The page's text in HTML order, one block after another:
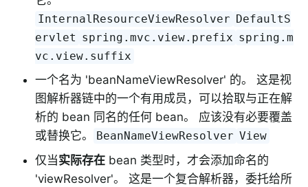
InternalResourceViewResolver DefaultS
ervlet spring.mvc.view.prefix spring.m
vc.view.suffix
一个名为 'beanNameViewResolver' 的。 这是视
图解析器链中的一个有用成员，可以拾取与正在解
析的 bean 同名的任何 bean。 应该没有必要覆盖
或替换它。
BeanNameViewResolver View
仅当实际存在 bean 类型时，才会添加命名的
'viewResolver'。 这是一个复合解析器，委托给所